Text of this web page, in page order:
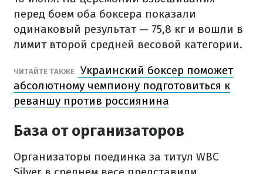
перед боем оба боксера показали
одинаковый результат — 75,8 кг и вошли в
лимит второй средней весовой категории.
ЧИТАЙТЕ ТАКЖЕ
Украинский боксер поможет
абсолютному чемпиону подготовиться к
реваншу против россиянина
База от организаторов
Организаторы поединка за титул WBC